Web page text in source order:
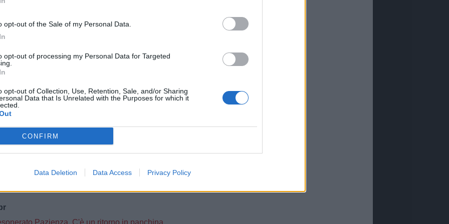
opt-out of the Sale of my Personal Data.
opt-out of processing my Personal Data for Targeted
opt-out of Collection, Use, Retention, Sale, and/or Sharing
Data that Is Unrelated with the Purposes for which it
CONFIRM
Data Deletion Data Access Privacy Policy
la campagna abbonamenti 2026/27: “Io sono Foggia” il nuovo slogan dei rossoneri
su Limonelli del Siracusa per rinforzare l’attacco
ambizioni e organizzazione: “Il Foggia è pronto a ripartire”
del Foggia in Serie C: scenari aperti dopo i casi Ternana e Bra